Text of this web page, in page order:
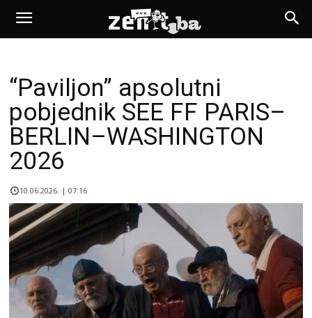
“Paviljon” apsolutni
pobjednik SEE FF PARIS–
BERLIN–WASHINGTON
2026
10.06.2026. | 07:16